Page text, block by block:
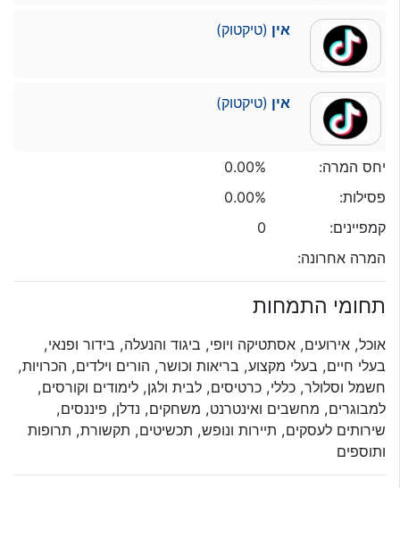
אין (טיקטוק)
אין (טיקטוק)
יחס המרה:
0.00%
פסילות:
0.00%
קמפיינים:
0
המרה אחרונה:
תחומי התמחות
אוכל, אירועים, אסתטיקה ויופי, ביגוד והנעלה, בידור ופנאי,
בעלי חיים, בעלי מקצוע, בריאות וכושר, הורים וילדים, הכרויות,
חשמל וסלולר, כללי, כרטיסים, לבית ולגן, לימודים וקורסים,
למבוגרים, מחשבים ואינטרנט, משחקים, נדלן, פיננסים,
שירותים לעסקים, תיירות ונופש, תכשיטים, תקשורת, תרופות
ותוספים